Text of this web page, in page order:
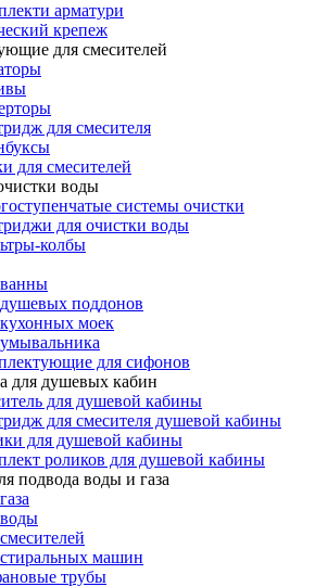
арматури
крепеж
для смесителей
для смесителя
для смесителей
воды
системы очистки
для очистки воды
колбы
поддонов
моек
для сифонов
для душевых кабин
для душевой кабины
для смесителя душевой кабины
для душевой кабины
роликов для душевой кабины
подвода воды и газа
машин
трубы